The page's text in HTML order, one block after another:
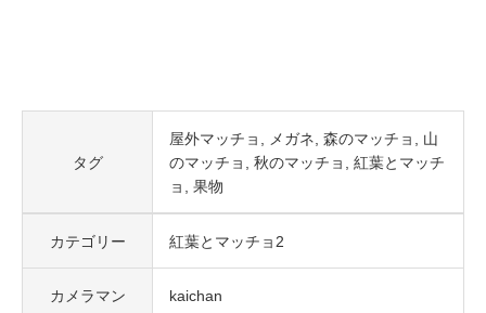
タグ
屋外マッチョ メガネ 森のマッチョ
山
のマッチョ
秋のマッチョ
紅葉とマッチ
ョ
果物
カテゴリー 紅葉とマッチョ2
カメラマン kaichan